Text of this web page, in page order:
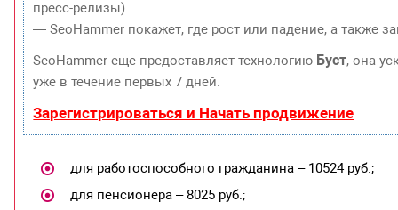
пресс-релизы).
— SeoHammer покажет, где рост или падение, а также
SeoHammer еще предоставляет технологию Буст, она
уже в течение первых 7 дней.
Зарегистрироваться и Начать продвижение
для работоспособного гражданина – 10524 руб.;
для пенсионера – 8025 руб.;